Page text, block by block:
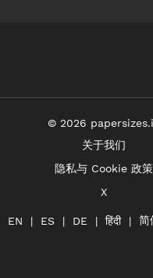
© 2026
关于我们
隐私与 Cookie 政策
X
EN ES DE हिंदी 简